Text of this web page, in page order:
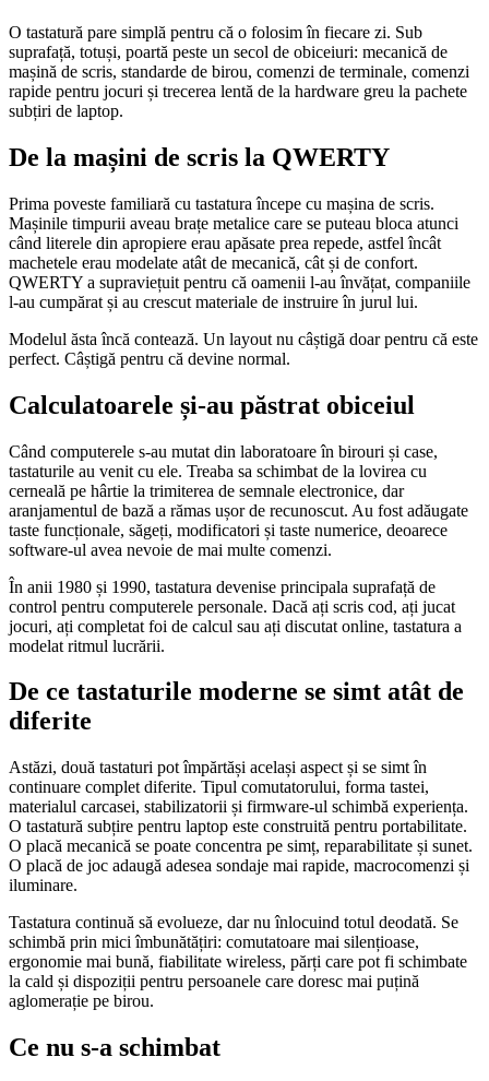
O tastatură pare simplă pentru că o folosim în fiecare zi. Sub
suprafață, totuși, poartă peste un secol de obiceiuri: mecanică de
mașină de scris, standarde de birou, comenzi de terminale, comenzi
rapide pentru jocuri și trecerea lentă de la hardware greu la pachete
subțiri de laptop.
De la mașini de scris la QWERTY
Prima poveste familiară cu tastatura începe cu mașina de scris.
Mașinile timpurii aveau brațe metalice care se puteau bloca atunci
când literele din apropiere erau apăsate prea repede, astfel încât
machetele erau modelate atât de mecanică, cât și de confort.
QWERTY a supraviețuit pentru că oamenii l-au învățat, companiile
l-au cumpărat și au crescut materiale de instruire în jurul lui.
Modelul ăsta încă contează. Un layout nu câștigă doar pentru că este
perfect. Câștigă pentru că devine normal.
Calculatoarele și-au păstrat obiceiul
Când computerele s-au mutat din laboratoare în birouri și case,
tastaturile au venit cu ele. Treaba sa schimbat de la lovirea cu
cerneală pe hârtie la trimiterea de semnale electronice, dar
aranjamentul de bază a rămas ușor de recunoscut. Au fost adăugate
taste funcționale, săgeți, modificatori și taste numerice, deoarece
software-ul avea nevoie de mai multe comenzi.
În anii 1980 și 1990, tastatura devenise principala suprafață de
control pentru computerele personale. Dacă ați scris cod, ați jucat
jocuri, ați completat foi de calcul sau ați discutat online, tastatura a
modelat ritmul lucrării.
De ce tastaturile moderne se simt atât de
diferite
Astăzi, două tastaturi pot împărtăși același aspect și se simt în
continuare complet diferite. Tipul comutatorului, forma tastei,
materialul carcasei, stabilizatorii și firmware-ul schimbă experiența.
O tastatură subțire pentru laptop este construită pentru portabilitate.
O placă mecanică se poate concentra pe simț, reparabilitate și sunet.
O placă de joc adaugă adesea sondaje mai rapide, macrocomenzi și
iluminare.
Tastatura continuă să evolueze, dar nu înlocuind totul deodată. Se
schimbă prin mici îmbunătățiri: comutatoare mai silențioase,
ergonomie mai bună, fiabilitate wireless, părți care pot fi schimbate
la cald și dispoziții pentru persoanele care doresc mai puțină
aglomerație pe birou.
Ce nu s-a schimbat